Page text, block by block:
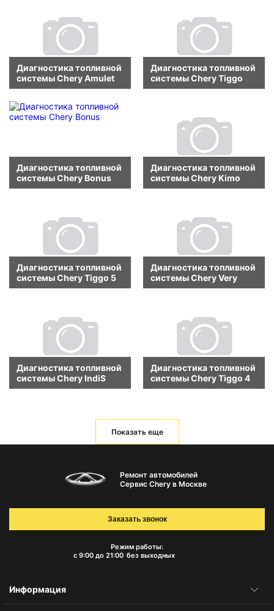
Диагностика топливной
системы Chery Amulet
Диагностика топливной
системы Chery Tiggo
Диагностика топливной
системы Chery Bonus
Диагностика топливной
системы Chery Kimo
Диагностика топливной
системы Chery Tiggo 5
Диагностика топливной
системы Chery Very
Диагностика топливной
системы Chery IndiS
Диагностика топливной
системы Chery Tiggo 4
Показать еще
Ремонт автомобилей
Сервис Chery в Москве
Режим работы:
с 9:00 до 21:00 без выходных
Заказать звонок
Информация